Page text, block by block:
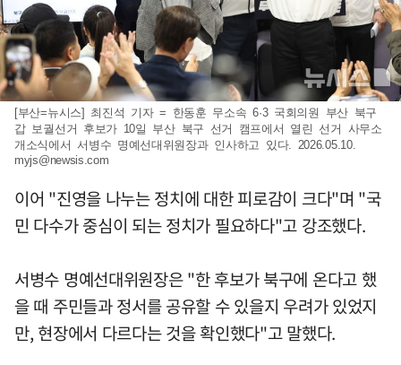
[부산=뉴시스] 최진석 기자 = 한동훈 무소속 6·3 국회의원 부산 북구
갑 보궐선거 후보가 10일 부산 북구 선거 캠프에서 열린 선거 사무소
개소식에서 서병수 명예선대위원장과 인사하고 있다. 2026.05.10.
myjs@newsis.com
이어 "진영을 나누는 정치에 대한 피로감이 크다"며 "국
민 다수가 중심이 되는 정치가 필요하다"고 강조했다.
서병수 명예선대위원장은 "한 후보가 북구에 온다고 했
을 때 주민들과 정서를 공유할 수 있을지 우려가 있었지
만, 현장에서 다르다는 것을 확인했다"고 말했다.